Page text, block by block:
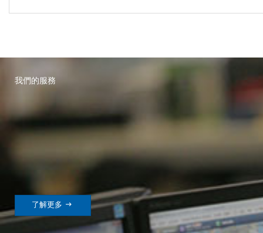
我們的服務
了解更多 